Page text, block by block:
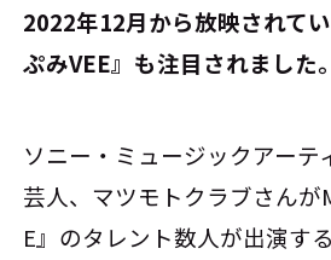
――2022年12月から放映されて
ぷみVEE』も注目されました。
ソニー・ミュージックアーテ
芸人、マツモトクラブさんが
E』のタレント数人が出演す